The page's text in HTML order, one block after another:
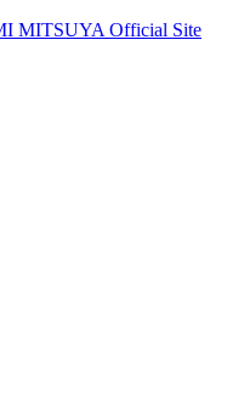
MITSUYA Official Site